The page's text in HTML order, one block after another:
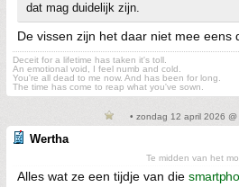
dat mag duidelijk zijn.
De vissen zijn het daar niet mee eens
Deceit for a lifetime has taken it's toll.
An emotional void, I feel numb and cold.
You're all dead to me now. And has been for long.
The time has come to reap what you've sown.
• zondag 12 april 2026 @
Wertha
Te midden van het
Alles wat ze een tijdje van die